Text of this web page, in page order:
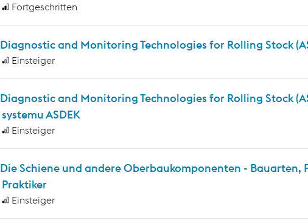
Fortgeschritten
Diagnostic and Monitoring Technologies for Rolling Stock
Einsteiger
Diagnostic and Monitoring Technologies for Rolling Stock
systemu ASDEK
Einsteiger
Die Schiene und andere Oberbaukomponenten -
Praktiker
Einsteiger